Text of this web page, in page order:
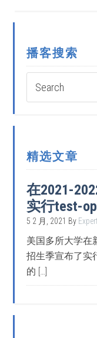
播客搜索
精选文章
在2021-
实行test-
5 2 月, 2021 By
美国多所大学在
招生季宣布了实
的 […]